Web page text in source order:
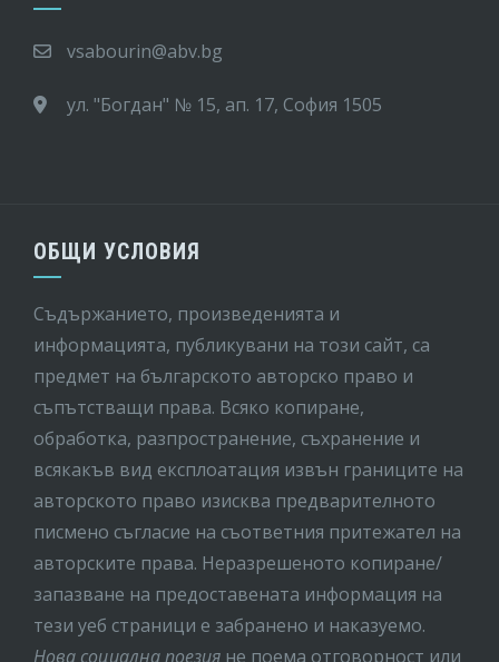
vsabourin@abv.bg
ул. "Богдан" № 15, ап. 17, София 1505
ОБЩИ УСЛОВИЯ
Съдържанието, произведенията и
информацията, публикувани на този сайт, са
предмет на бългaрското авторско право и
съпътстващи права. Всяко копиране,
обработка, разпространение, съхранение и
всякакъв вид експлоатация извън границите на
авторското право изисква предварителното
писмено съгласие на съответния притежател на
авторските права. Неразрешеното копиране/
запазване на предоставената информация на
тези уеб страници е забранено и наказуемо.
Нова социална поезия не поема отговорност или